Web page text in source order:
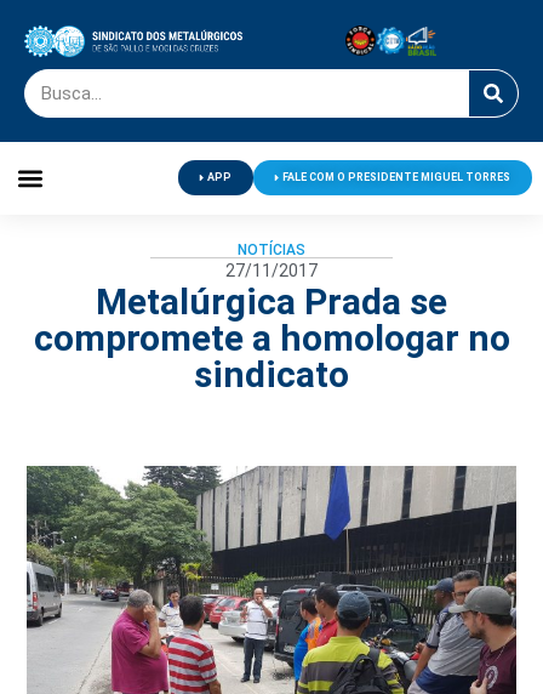
APP FALE COM O PRESIDENTE MIGUEL TORRES
NOTÍCIAS
27/11/2017
Metalúrgica Prada se
compromete a homologar no
sindicato